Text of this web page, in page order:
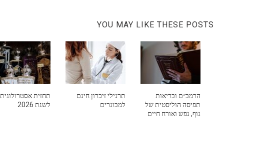
YOU MAY LIKE THESE POSTS
תחזית אסטרולוגית
לשנת 2026
תרגילי זיכרון חינם
למבוגרים
הרמב״ם ובריאות
תפיסה הוליסטית של
גוף, נפש ואורח חיים